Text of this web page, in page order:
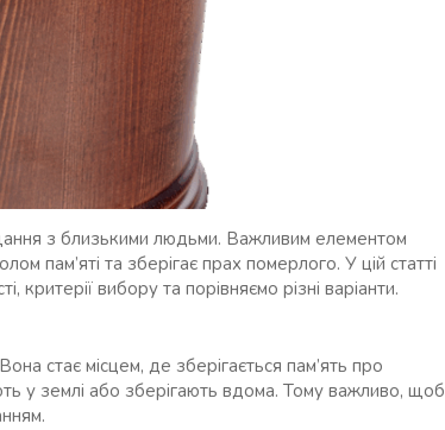
з близькими людьми. Важливим елементом
пам’яті та зберігає прах померлого. У цій статті
критерії вибору та порівняємо різні варіанти.
стає місцем, де зберігається пам’ять про
у землі або зберігають вдома. Тому важливо, щоб